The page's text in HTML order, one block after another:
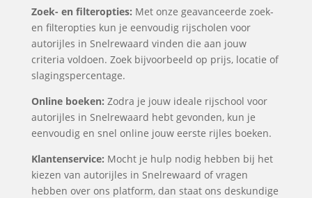
Zoek- en filteropties: Met onze geavanceerde zoek-
en filteropties kun je eenvoudig rijscholen voor
autorijles in Snelrewaard vinden die aan jouw
criteria voldoen. Zoek bijvoorbeeld op prijs, locatie of
slagingspercentage.
Online boeken: Zodra je jouw ideale rijschool voor
autorijles in Snelrewaard hebt gevonden, kun je
eenvoudig en snel online jouw eerste rijles boeken.
Klantenservice: Mocht je hulp nodig hebben bij het
kiezen van autorijles in Snelrewaard of vragen
hebben over ons platform, dan staat ons deskundige